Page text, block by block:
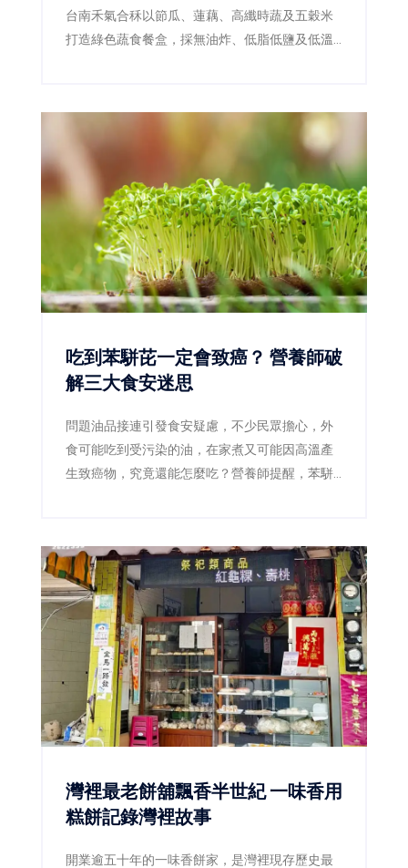
台南禾氣合秝以節瓜、蓮藕、高纖時蔬及五穀米
打造綠色蔬食餐盒，採無油炸、低脂低鹽及低溫
吃到苯駢芘一定會致癌？ 營養師破
解三大食安迷思
問題油品接連引發食安疑慮，不少民眾擔心，外
食可能吃到受污染的油，在家煮又可能因高溫產
生致癌物，究竟還能怎麼吃？營養師提醒，苯駢
食品能立即把它「排出體外」。真正有效的防
線，是確認問題產品、減少焦黑食物及改善用油
習慣。
灣裡最老餅舖飄香半世紀 一味香用
糕餅記錄灣裡故事
開業逾五十年的一味香餅家，是灣裡現存歷史最